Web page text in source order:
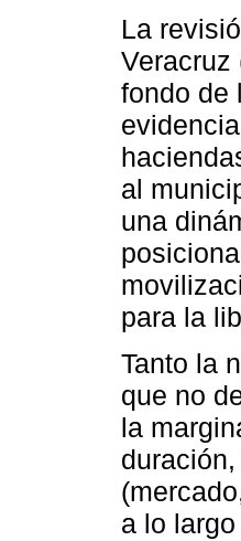
La
Veracruz
fondo de
al
una
para la
Tanto la
que no
la
a lo